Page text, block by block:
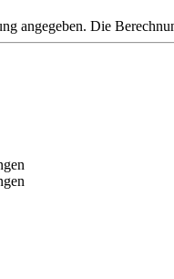
angegeben. Die